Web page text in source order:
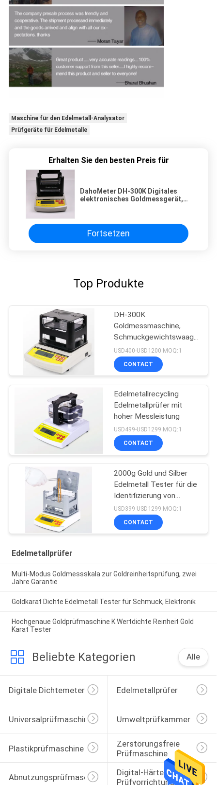
Maschine für den Edelmetall-Analysator
Prüfgeräte für Edelmetalle
Erhalten Sie den besten Preis für
DahoMeter DH-300K Digitales
elektronisches Goldmessgerät,
Fortsetzen
Top Produkte
DH-300K
Goldmessmaschine,
Schmuckgewichtswaage
Gold Tester
Reinheitsdetektor
USD400-USD1200 MOQ:1
CONTACT
Edelmetallrecycling
Edelmetallprüfer mit
hoher Messleistung
USD499-USD1299 MOQ:1
CONTACT
2000g Gold und Silber
Edelmetall Tester für die
Identifizierung von
Schmuck
USD399-USD1299 MOQ:1
CONTACT
Edelmetallprüfer
Multi-Modus Goldmessskala zur Goldreinheitsprüfung, zwei
Jahre Garantie
Goldkarat Dichte Edelmetall Tester für Schmuck, Elektronik
Hochgenaue Goldprüfmaschine K Wertdichte Reinheit Gold
Karat Tester
Beliebte Kategorien Alle
Digitale Dichtemeter Edelmetallprüfer
Universalprüfmaschine Umweltprüfkammer
Plastikprüfmaschine
Zerstörungsfreie
Prüfmaschine
Abnutzungsprüfmaschine
Digital-Härte-
Prüfvorrichtung